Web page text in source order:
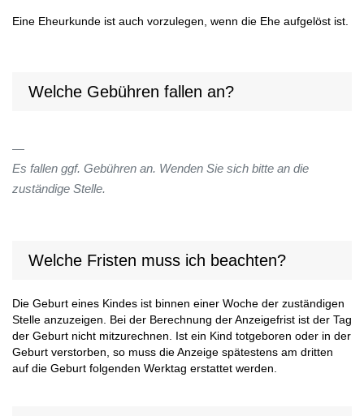
Eine Eheurkunde ist auch vorzulegen, wenn die Ehe aufgelöst ist.
Welche Gebühren fallen an?
Es fallen ggf. Gebühren an. Wenden Sie sich bitte an die
zuständige Stelle.
Welche Fristen muss ich beachten?
Die Geburt eines Kindes ist binnen einer Woche der zuständigen
Stelle anzuzeigen. Bei der Berechnung der Anzeigefrist ist der Tag
der Geburt nicht mitzurechnen. Ist ein Kind totgeboren oder in der
Geburt verstorben, so muss die Anzeige spätestens am dritten
auf die Geburt folgenden Werktag erstattet werden.